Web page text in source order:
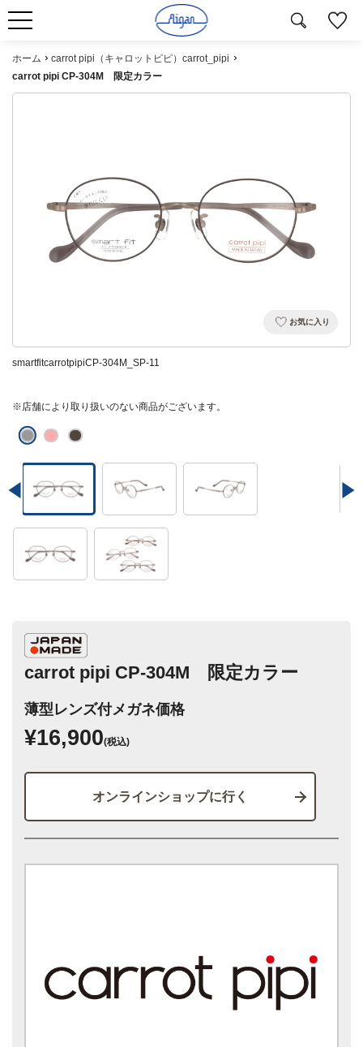
ホーム
carrot pipi（キャロットピピ）carrot_pipi
carrot pipi CP-304M 限定カラー
お気に入り
smartfitcarrotpipiCP-304M_SP-11
※店舗により取り扱いのない商品がございます。
carrot pipi CP-304M 限定カラー
薄型レンズ付メガネ価格
¥16,900(税込)
オンラインショップに行く